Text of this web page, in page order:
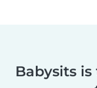
Babysits